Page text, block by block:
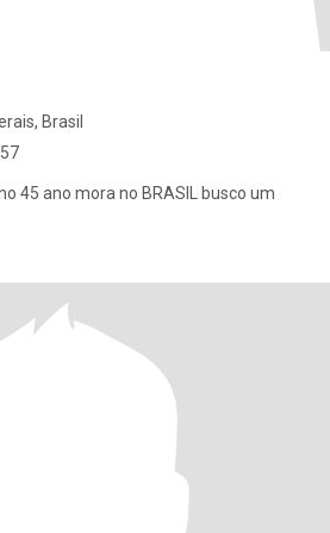
Brasil
no BRASIL busco um